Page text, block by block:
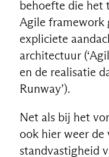
behoefte die het
Agile framework
expliciete
architectuur
en de realisatie
Runway’).
Net als bij het
ook hier weer de
standvastigheid